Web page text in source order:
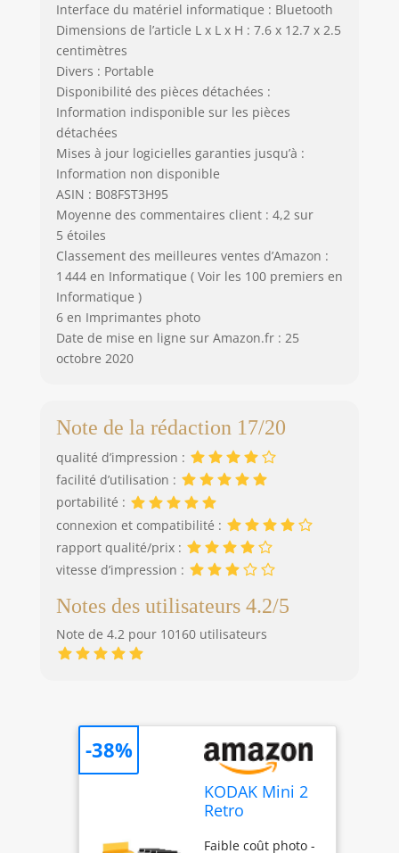
Interface du matériel informatique : Bluetooth
Dimensions de l’article L x L x H : 7.6 x 12.7 x 2.5
centimètres
Divers : Portable
Disponibilité des pièces détachées :
Information indisponible sur les pièces
détachées
Mises à jour logicielles garanties jusqu’à :
Information non disponible
ASIN : B08FST3H95
Moyenne des commentaires client : 4,2 sur
5 étoiles
Classement des meilleures ventes d’Amazon :
1 444 en Informatique ( Voir les 100 premiers en
Informatique )
6 en Imprimantes photo
Date de mise en ligne sur Amazon.fr : 25
octobre 2020
Note de la rédaction 17/20
qualité d’impression :
facilité d’utilisation :
portabilité :
connexion et compatibilité :
rapport qualité/prix :
vitesse d’impression :
Notes des utilisateurs 4.2/5
Note de 4.2 pour 10160 utilisateurs
KODAK Mini 2
Retro
Photo Portable
Faible coût photo -
-38%